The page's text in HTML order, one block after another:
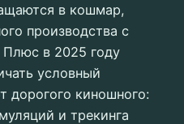
в кошмар,
производства с
в 2025 году
условный
дорогого киношного:
и трекинга